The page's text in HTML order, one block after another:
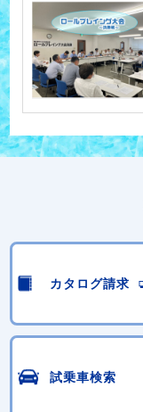
カタログ請求
試乗車検索